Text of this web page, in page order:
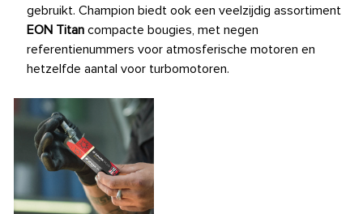
gebruikt. Champion biedt ook een veelzijdig assortiment
EON Titan compacte bougies, met negen
referentienummers voor atmosferische motoren en
hetzelfde aantal voor turbomotoren.